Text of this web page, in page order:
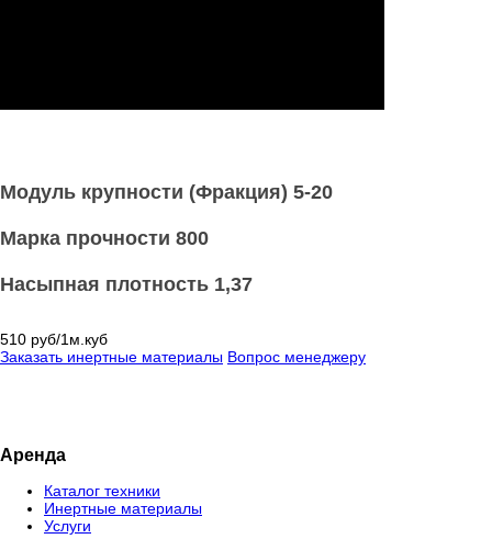
Модуль крупности (Фракция) 5-20
Марка прочности 800
Насыпная плотность 1,37
510 руб/1м.куб
Заказать инертные материалы Вопрос менеджеру
Аренда
Каталог техники
Инертные материалы
Услуги